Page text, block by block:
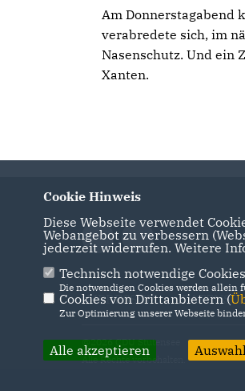
Am Donnerstagabend
verabredete sich, im
Nasenschutz. Und ein
Xanten.
IMPRESSUM
@2026 CDU Stutensee
Alle Rechte vorbehalten.
Cookie Hinweis
Diese Webseite verwendet
Webangebot zu verbessern
jederzeit widerrufen. Weitere
Technisch notwendige
Die notwendigen Cookies werden allein
Cookies von Drittanbietern (
Zur Optimierung unserer Webseite
Alle akzeptieren